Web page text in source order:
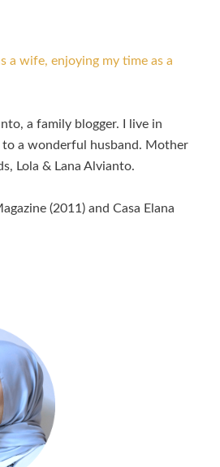
a wife, enjoying my time as a
a family blogger. I live in
to a wonderful husband. Mother
Lola & Lana Alvianto.
(2011) and Casa Elana